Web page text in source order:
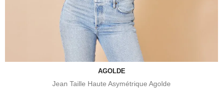
AGOLDE
Jean Taille Haute Asymétrique Agolde